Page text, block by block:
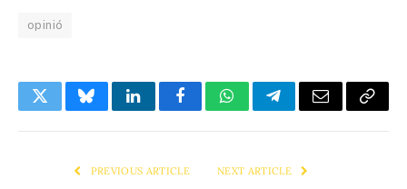
opinió
TwitterBlueskyLinkedInFacebookWhatsAppTelegramEmail Copy
PREVIOUS ARTICLE NEXT ARTICLE